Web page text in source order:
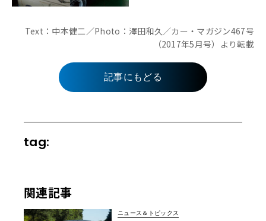
Text：中本健二／Photo：澤田和久／カー・マガジン467号
（2017年5月号）より転載
記事にもどる
tag:
関連記事
ニュース＆トピックス